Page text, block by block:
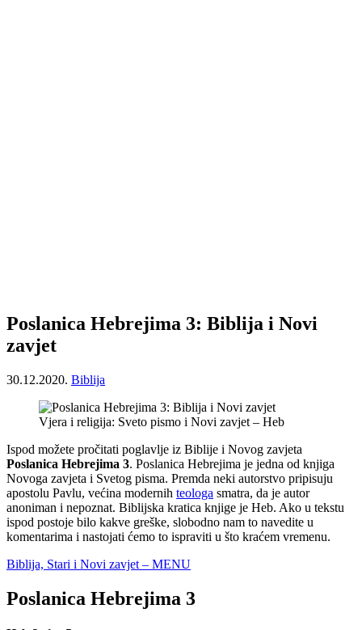
Poslanica Hebrejima 3: Biblija i Novi
zavjet
30.12.2020. Biblija
Vjera i religija: Sveto pismo i Novi zavjet – Heb
Ispod možete pročitati poglavlje iz Biblije i Novog zavjeta
Poslanica Hebrejima 3. Poslanica Hebrejima je jedna od knjiga
Novoga zavjeta i Svetog pisma. Premda neki autorstvo pripisuju
apostolu Pavlu, većina modernih teologa smatra, da je autor
anoniman i nepoznat. Biblijska kratica knjige je Heb. Ako u tekstu
ispod postoje bilo kakve greške, slobodno nam to navedite u
komentarima i nastojati ćemo to ispraviti u što kraćem vremenu.
Biblija, Stari i Novi zavjet – MENU
Poslanica Hebrejima 3